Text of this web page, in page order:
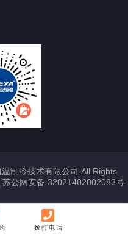
制冷技术有限公司 All Rights
苏公网安备 32021402002083号
拨打电话